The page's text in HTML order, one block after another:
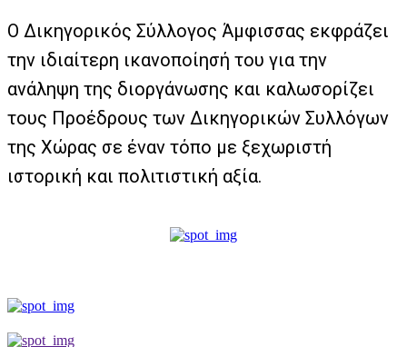
Ο Δικηγορικός Σύλλογος Άμφισσας εκφράζει
την ιδιαίτερη ικανοποίησή του για την
ανάληψη της διοργάνωσης και καλωσορίζει
τους Προέδρους των Δικηγορικών Συλλόγων
της Χώρας σε έναν τόπο με ξεχωριστή
ιστορική και πολιτιστική αξία.